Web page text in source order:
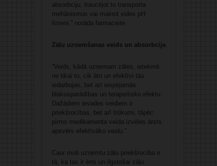
absorbciju, traucējot to transporta
mehānismus vai mainot vides pH
līmeni,” norāda farmaceite.
Zāļu uzņemšanas veids un absorbcija
“Veids, kādā uzņemam zāles, ietekmē
ne tikai to, cik ātri un efektīvi tās
iedarbojas, bet arī iespējamās
blakusparādības un terapeitisko efektu.
Dažādiem ievades veidiem ir
priekšrocības, bet arī trūkumi, tāpēc
pirms medikamenta veida izvēles ārsts
apsvērs efektīvāko veidu.”
Caur muti uzņemtu zāļu priekšrocība ir
tā, ka tas ir ērts un ilgstošai zāļu